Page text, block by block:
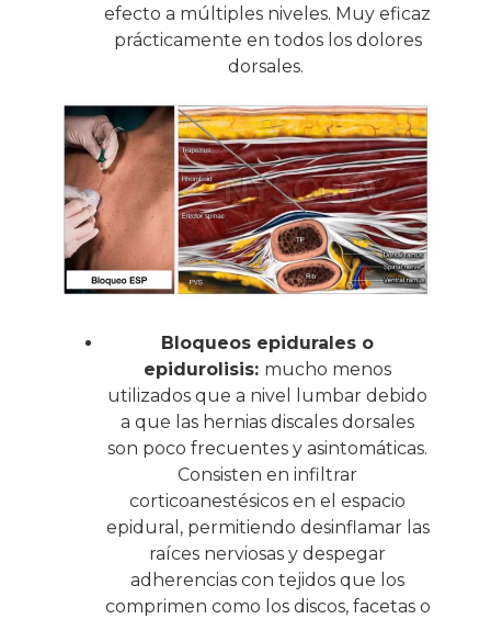
efecto a múltiples niveles. Muy eficaz
prácticamente en todos los dolores
dorsales.
Bloqueos epidurales o
epidurolisis: mucho menos
utilizados que a nivel lumbar debido
a que las hernias discales dorsales
son poco frecuentes y asintomáticas.
Consisten en infiltrar
corticoanestésicos en el espacio
epidural, permitiendo desinflamar las
raíces nerviosas y despegar
adherencias con tejidos que los
comprimen como los discos, facetas o